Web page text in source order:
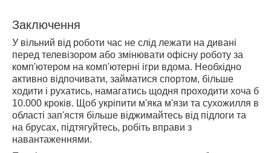
Заключення
У вільний від роботи час не слід лежати на дивані
перед телевізором або змінювати офісну роботу за
комп'ютером на комп'ютерні ігри вдома. Необхідно
активно відпочивати, займатися спортом, більше
ходити і рухатись, намагатись щодня проходити хоча б
10.000 кроків. Щоб укріпити м'яка м'язи та сухожилля в
області зап'ястя більше віджимайтесь від підлоги та
на брусах, підтягуйтесь, робіть вправи з
навантаженнями.